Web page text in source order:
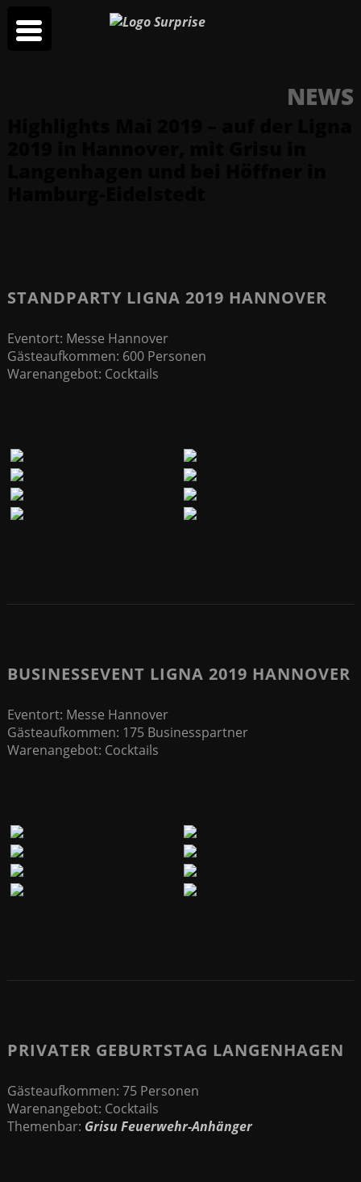
NEWS
STANDPARTY LIGNA 2019 HANNOVER
Eventort: Messe Hannover
Gästeaufkommen: 600 Personen
Warenangebot: Cocktails
BUSINESSEVENT LIGNA 2019 HANNOVER
Eventort: Messe Hannover
Gästeaufkommen: 175 Businesspartner
Warenangebot: Cocktails
PRIVATER GEBURTSTAG LANGENHAGEN
Gästeaufkommen: 75 Personen
Warenangebot: Cocktails
Themenbar: Grisu Feuerwehr-Anhänger